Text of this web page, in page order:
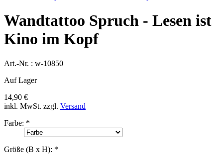
Wandtattoo Spruch - Lesen ist
Kino im Kopf
Art.-Nr. : w-10850
Auf Lager
14,90 €
inkl. MwSt. zzgl. Versand
Farbe: *
Größe (B x H): *